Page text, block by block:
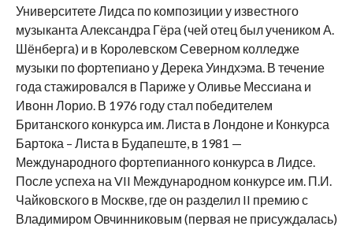
Университете Лидса по композиции у известного
музыканта Александра Гёра (чей отец был учеником А.
Шёнберга) и в Королевском Северном колледже
музыки по фортепиано у Дерека Уиндхэма. В течение
года стажировался в Париже у Оливье Мессиана и
Ивонн Лорио. В 1976 году стал победителем
Британского конкурса им. Листа в Лондоне и Конкурса
Бартока – Листа в Будапеште, в 1981 —
Международного фортепианного конкурса в Лидсе.
После успеха на VII Международном конкурсе им. П.И.
Чайковского в Москве, где он разделил II премию с
Владимиром Овчинниковым (первая не присуждалась)